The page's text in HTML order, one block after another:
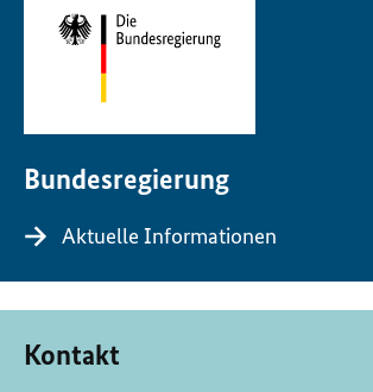
Bundesregierung
Aktuelle Informationen
Kontakt